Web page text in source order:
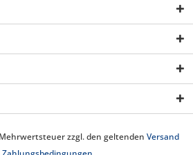
zzgl. den geltenden Versand